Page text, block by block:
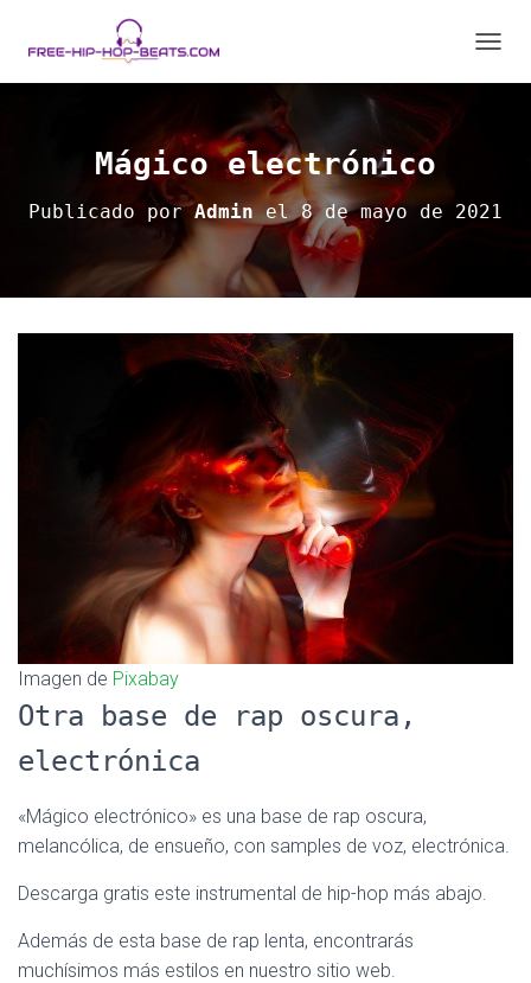
A
M
E
Mágico electrónico
Publicado porAdminel8 de mayo de 2021
Imagen de Pixabay
Otra base de rap oscura,
electrónica
«Mágico electrónico» es una base de rap oscura,
melancólica, de ensueño, con samples de voz, electrónica.
Descarga gratis este instrumental de hip-hop más abajo.
Además de esta base de rap lenta, encontrarás
muchísimos más estilos en nuestro sitio web.